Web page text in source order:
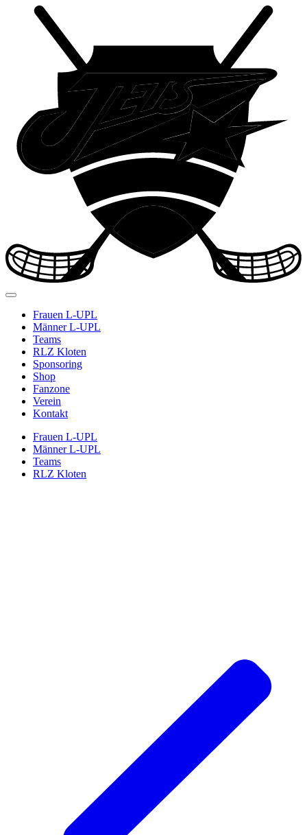
Frauen L-UPL
Männer L-UPL
Teams
RLZ Kloten
Sponsoring
Shop
Fanzone
Verein
Kontakt
Frauen L-UPL
Männer L-UPL
Teams
RLZ Kloten